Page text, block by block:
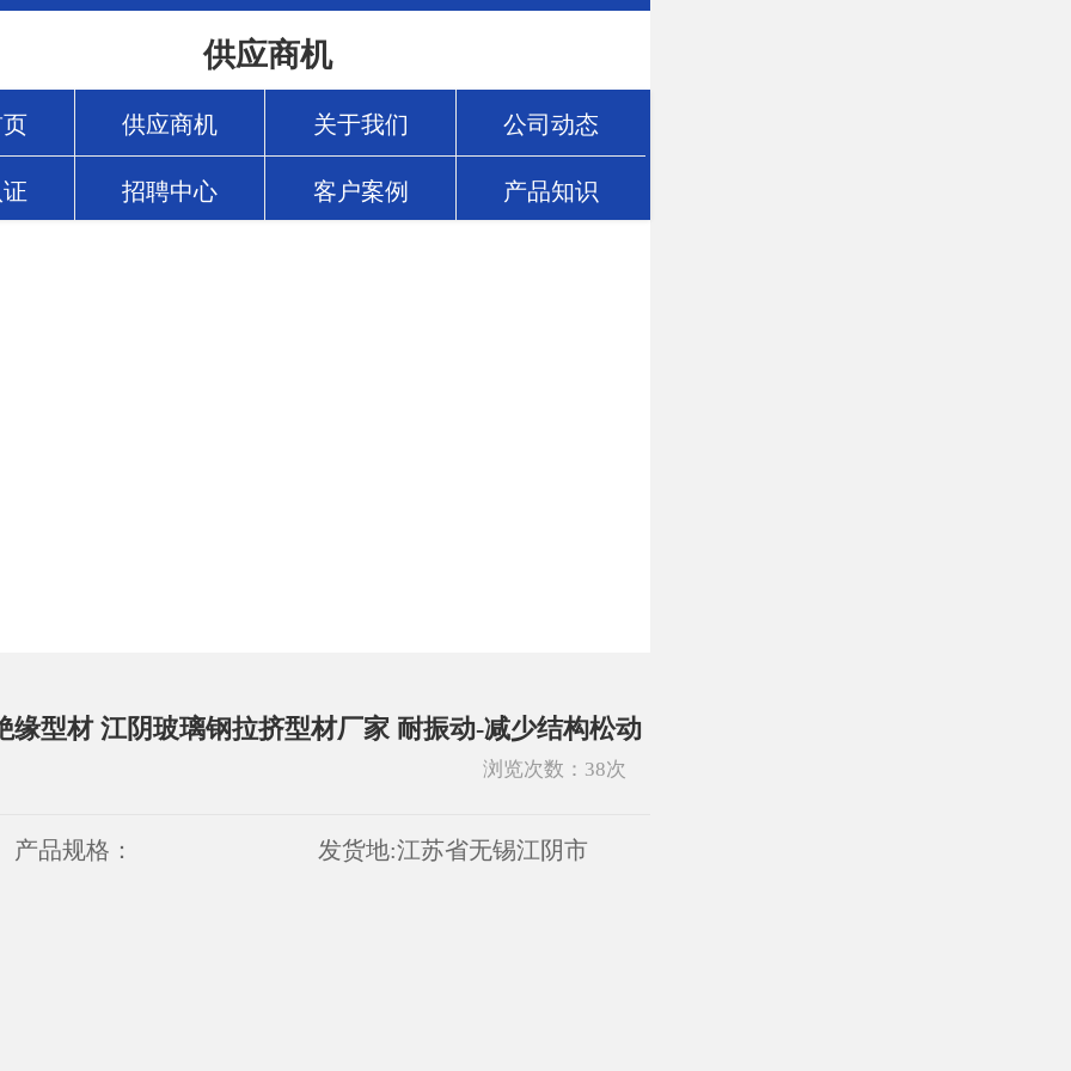
供应商机
供应商机 关于我们 公司动态
招聘中心 客户案例 产品知识
缘型材 江阴玻璃钢拉挤型材厂家 耐振动-减少结构松动
浏览次数： 38次
产品规格： 发货地:江苏省无锡江阴市